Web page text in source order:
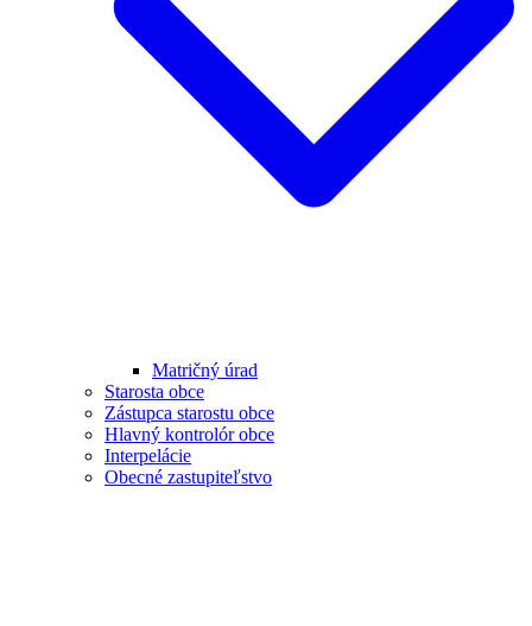
Matričný úrad
Starosta obce
Zástupca starostu obce
Hlavný kontrolór obce
Interpelácie
Obecné zastupiteľstvo